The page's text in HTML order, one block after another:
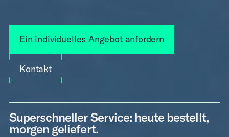
Ein individuelles Angebot anfordern
Kontakt
Superschneller Service: heute bestellt,
morgen geliefert.